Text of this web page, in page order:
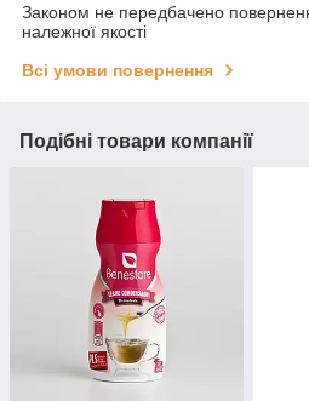
Законом не передбачено
належної якості
Всі умови повернення
Подібні товари компанії